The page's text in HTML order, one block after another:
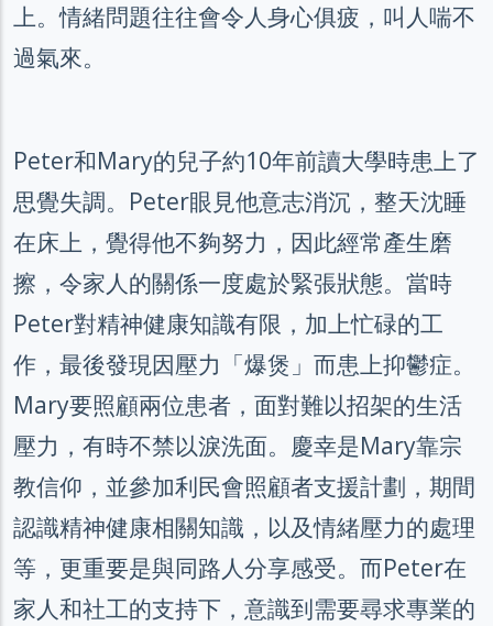
上。情緒問題往往會令人身心俱疲，叫人喘不
過氣來。
Peter和Mary的兒子約10年前讀大學時患上了
思覺失調。Peter眼見他意志消沉，整天沈睡
在床上，覺得他不夠努力，因此經常產生磨
擦，令家人的關係一度處於緊張狀態。當時
Peter對精神健康知識有限，加上忙碌的工
作，最後發現因壓力「爆煲」而患上抑鬱症。
Mary要照顧兩位患者，面對難以招架的生活
壓力，有時不禁以淚洗面。慶幸是Mary靠宗
教信仰，並參加利民會照顧者支援計劃，期間
認識精神健康相關知識，以及情緒壓力的處理
等，更重要是與同路人分享感受。而Peter在
家人和社工的支持下，意識到需要尋求專業的